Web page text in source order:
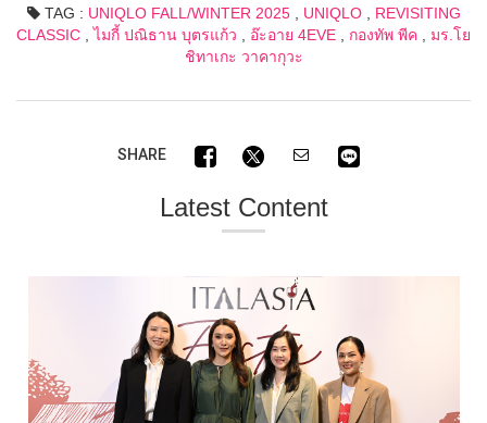
TAG : UNIQLO FALL/WINTER 2025, UNIQLO, REVISITING
CLASSIC ,ไมกี้ ปณิธาน บุตรแก้ว , อ๊ะอาย 4EVE , กองทัพ พีค , มร.โย
ชิทาเกะ วาคากุวะ
SHARE
Latest Content